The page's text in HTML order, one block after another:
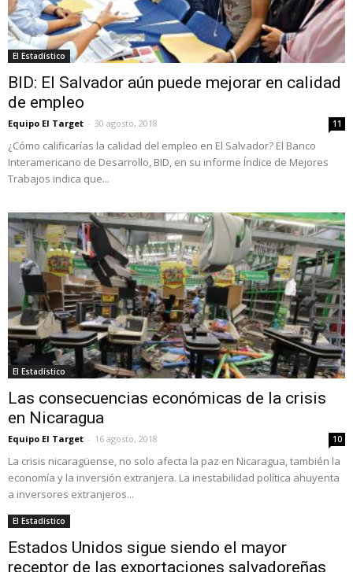
El Estadístico
BID: El Salvador aún puede mejorar en calidad
de empleo
Equipo El Target - 30 agosto, 2018 11
¿Cómo calificarías la calidad del empleo en El Salvador? El Banco
Interamericano de Desarrollo, BID, en su informe Índice de Mejores
Trabajos indica que...
El Estadístico
Las consecuencias económicas de la crisis
en Nicaragua
Equipo El Target - 16 agosto, 2018 10
La crisis nicaragüense, no solo afecta la paz en Nicaragua, también la
economía y la inversión extranjera. La inestabilidad política ahuyenta
a inversores extranjeros...
El Estadístico
Estados Unidos sigue siendo el mayor
receptor de las exportaciones salvadoreñas